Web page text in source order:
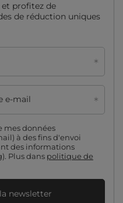
et profitez de
de réduction uniques
e-mail
mes données
à des fins d'envoi
des informations
Plus dans politique de
newsletter